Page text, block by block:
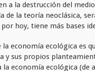
a la destrucción del
de la teoría neoclásica,
por hoy, tiene más bases
economía ecológica es
y sus propios
economía ecológica (de